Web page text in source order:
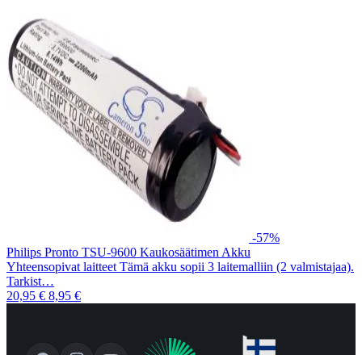
-57%
Philips Pronto TSU-9600 Kaukosäätimen Akku
Yhteensopivat laitteet Tämä akku sopii 3 laitemalliin (2 valmistajaa).
Tarkist…
20,95 € 8,95 €